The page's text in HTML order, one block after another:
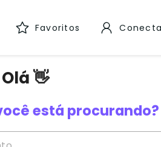
Favoritos
Olá 👋
está procurando?